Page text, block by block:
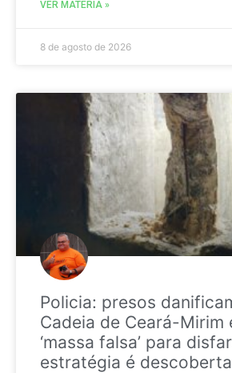
VER MATÉRIA »
8 de agosto de 2026
Policia: presos
Cadeia de Ceará-Mirim
‘massa falsa’ para
estratégia é descoberta